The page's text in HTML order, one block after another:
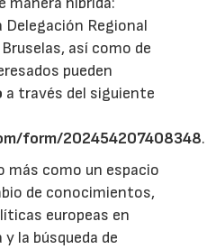
Regional
así como de
pueden
a través del siguiente
form/202454207408348.
más como un espacio
de conocimientos,
europeas en
la búsqueda de